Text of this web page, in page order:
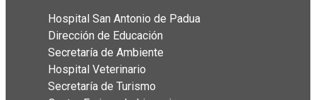
Hospital San Antonio de Padua
Dirección de Educación
Secretaría de Ambiente
Hospital Veterinario
Secretaría de Turismo